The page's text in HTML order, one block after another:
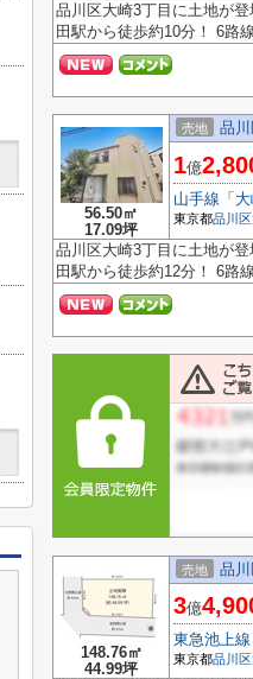
品川区大崎3丁目に土地が
田駅から徒歩約10分！ 6路
56.50㎡
17.09坪
売地 品川
1億
山手線 「
東京都品川区
品川区大崎3丁目に土地が
田駅から徒歩約12分！ 6路
148.76㎡
44.99坪
売地 品川
3億
東急池上線
東京都品川区